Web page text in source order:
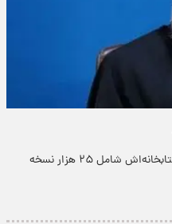
حجت‌الاسلام والمسلمین حسن روحانی کتابخانه‌اش شامل ۲۵ هزار نسخه